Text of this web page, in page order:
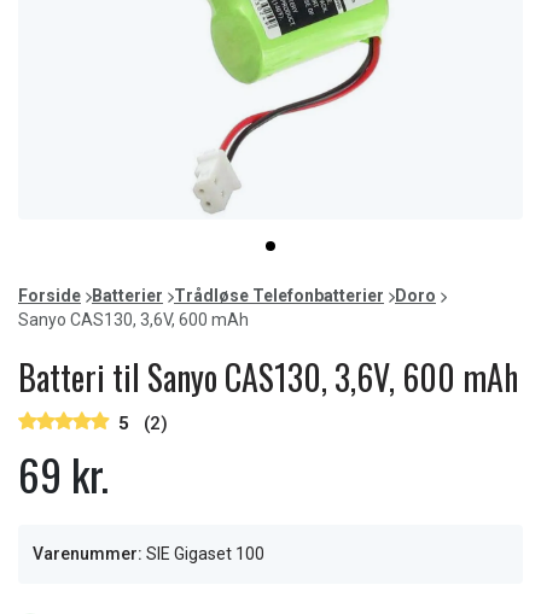
item
0
of
1
Forside Batterier Trådløse Telefonbatterier
Doro
Sanyo CAS130, 3,6V, 600 mAh
Batteri til Sanyo CAS130, 3,6V, 600 mAh
5 (2)
69 kr.
Varenummer: SIE Gigaset 100